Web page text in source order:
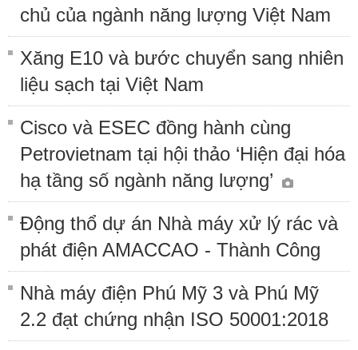
chủ của ngành năng lượng Việt Nam
Xăng E10 và bước chuyển sang nhiên
liệu sạch tại Việt Nam
Cisco và ESEC đồng hành cùng
Petrovietnam tại hội thảo ‘Hiện đại hóa
hạ tầng số ngành năng lượng’
Động thổ dự án Nhà máy xử lý rác và
phát điện AMACCAO - Thành Công
Nhà máy điện Phú Mỹ 3 và Phú Mỹ
2.2 đạt chứng nhận ISO 50001:2018